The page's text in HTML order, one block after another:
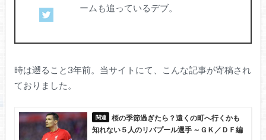
ームも追っているデブ。
時は遡ること3年前。当サイトにて、こんな記事が寄稿され
ておりました。
桜の季節過ぎたら？遠くの町へ行くかも
知れない５人のリバプール選手 ～ＧＫ／ＤＦ編